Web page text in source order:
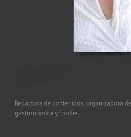
Redactora de contenidos, organizadora
gastronómica y foodie.